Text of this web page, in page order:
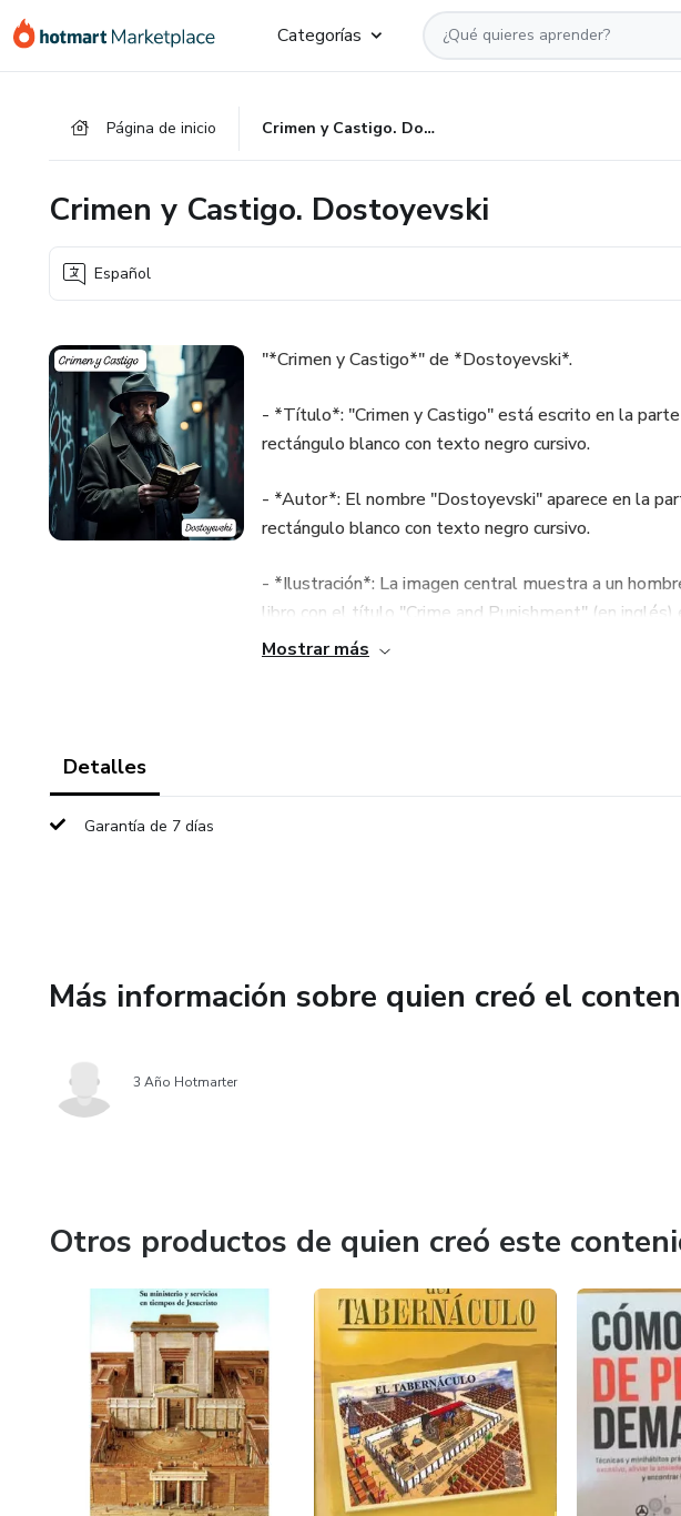
Categorías
Página de inicio Crimen y Castigo. Dostoyevski
Crimen y Castigo. Dostoyevski
Español
"*Crimen y Castigo*" de *Dostoyevski*.
- *Título*: "Crimen y Castigo" está escrito en la
rectángulo blanco con texto negro cursivo.
- *Autor*: El nombre "Dostoyevski" aparece en la
rectángulo blanco con texto negro cursivo.
- *Ilustración*: La imagen central muestra a un
libro con el título "Crime and Punishment" (en inglés)
paredes.
Mostrar más
Detalles
Garantía de 7 días
Más información sobre quien creó el
3 Año Hotmarter
Otros productos de quien creó este